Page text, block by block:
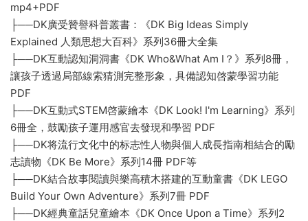
mp4+PDF
├──DK廣受贊譽科普叢書：《DK Big Ideas Simply
Explained 人類思想大百科》系列36冊大全集
├──DK互動認知洞洞書《DK Who&What Am I？》系列8冊，
讓孩子透過局部線索猜測完整形象，具備認知啓蒙學習功能
PDF
├──DK互動式STEM啓蒙繪本《DK Look! I'm Learning》系列
6冊全，鼓勵孩子運用感官去發現和學習 PDF
├──DK将流行文化中的标志性人物與個人成長指南相結合的勵
志讀物《DK Be More》系列14冊 PDF等
├──DK結合故事閱讀與樂高積木搭建的互動童書《DK LEGO
Build Your Own Adventure》系列7冊 PDF
├──DK經典童話兒童繪本《DK Once Upon a Time》系列2